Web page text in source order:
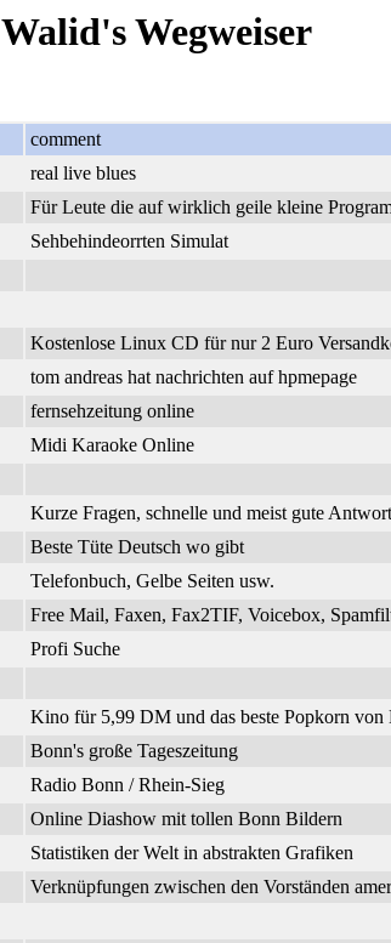
Walid's Wegweiser
comment
real live blues
Für Leute die auf wirklich geile kleine
Sehbehindeorrten Simulat
Kostenlose Linux CD für nur 2 Euro
tom andreas hat nachrichten auf hpmepage
fernsehzeitung online
Midi Karaoke Online
Kurze Fragen, schnelle und meist gute
Beste Tüte Deutsch wo gibt
Telefonbuch, Gelbe Seiten usw.
Free Mail, Faxen, Fax2TIF, Voicebox,
Profi Suche
Kino für 5,99 DM und das beste Popkorn von
Bonn's große Tageszeitung
Radio Bonn / Rhein-Sieg
Online Diashow mit tollen Bonn Bildern
Statistiken der Welt in abstrakten Grafiken
Verknüpfungen zwischen den Vorständen